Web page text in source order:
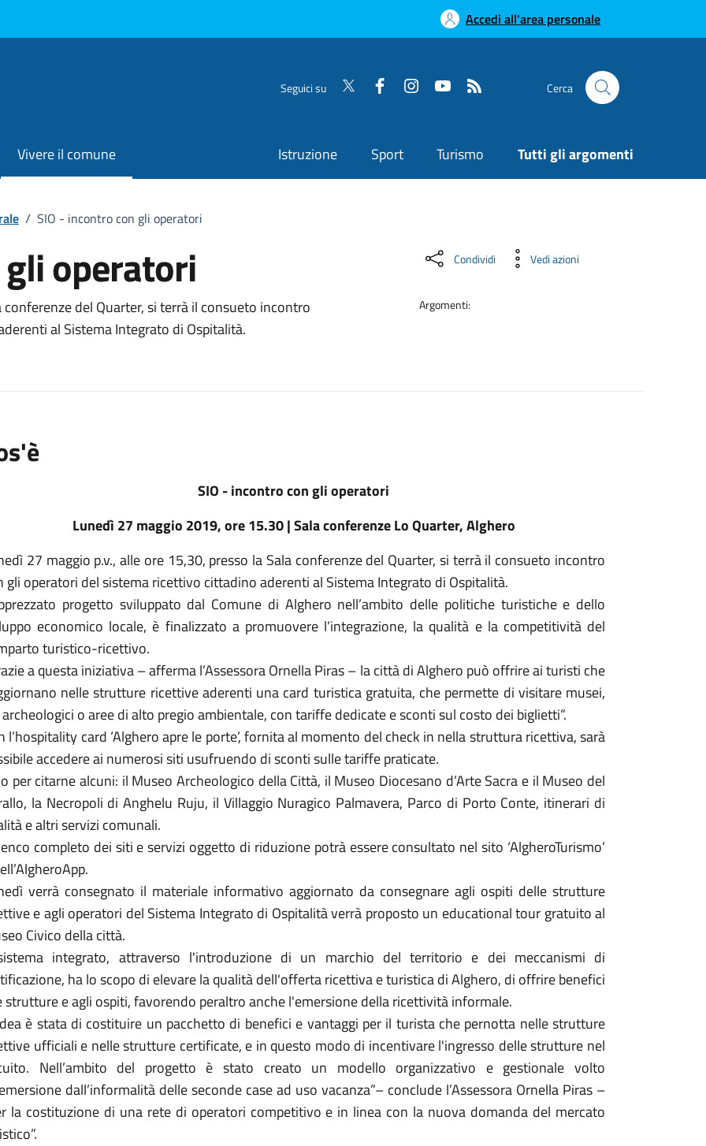
Accedi all'area personale
Seguici su Cerca
Vivere il comune Istruzione Sport Turismo Tutti gli argomenti
/ SIO - incontro con gli operatori
operatori
del Quarter, si terrà il consueto incontro
al Sistema Integrato di Ospitalità.
Condividi Vedi azioni
Argomenti:
SIO - incontro con gli operatori
Lunedì 27 maggio 2019, ore 15.30 | Sala conferenze Lo Quarter, Alghero
27 maggio p.v., alle ore 15,30, presso la Sala conferenze del Quarter, si terrà il consueto incontro
gli operatori del sistema ricettivo cittadino aderenti al Sistema Integrato di Ospitalità.
progetto sviluppato dal Comune di Alghero nell’ambito delle politiche turistiche e dello
economico locale, è finalizzato a promuovere l’integrazione, la qualità e la competitività del
turistico-ricettivo.
a questa iniziativa – afferma l’Assessora Ornella Piras – la città di Alghero può offrire ai turisti che
nelle strutture ricettive aderenti una card turistica gratuita, che permette di visitare musei,
o aree di alto pregio ambientale, con tariffe dedicate e sconti sul costo dei biglietti”.
l’hospitality card ‘Alghero apre le porte’, fornita al momento del check in nella struttura ricettiva, sarà
accedere ai numerosi siti usufruendo di sconti sulle tariffe praticate.
per citarne alcuni: il Museo Archeologico della Città, il Museo Diocesano d’Arte Sacra e il Museo del
la Necropoli di Anghelu Ruju, il Villaggio Nuragico Palmavera, Parco di Porto Conte, itinerari di
e altri servizi comunali.
completo dei siti e servizi oggetto di riduzione potrà essere consultato nel sito ‘AlgheroTurismo’
verrà consegnato il materiale informativo aggiornato da consegnare agli ospiti delle strutture
e agli operatori del Sistema Integrato di Ospitalità verrà proposto un educational tour gratuito al
Civico della città.
integrato, attraverso l'introduzione di un marchio del territorio e dei meccanismi di
ha lo scopo di elevare la qualità dell'offerta ricettiva e turistica di Alghero, di offrire benefici
strutture e agli ospiti, favorendo peraltro anche l'emersione della ricettività informale.
è stata di costituire un pacchetto di benefici e vantaggi per il turista che pernotta nelle strutture
ufficiali e nelle strutture certificate, e in questo modo di incentivare l'ingresso delle strutture nel
Nell’ambito del progetto è stato creato un modello organizzativo e gestionale volto
dall’informalità delle seconde case ad uso vacanza”– conclude l’Assessora Ornella Piras –
la costituzione di una rete di operatori competitivo e in linea con la nuova domanda del mercato